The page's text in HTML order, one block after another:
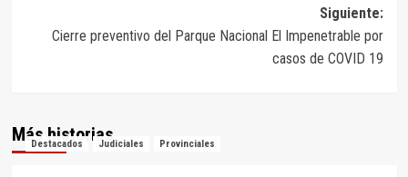
Siguiente:
Cierre preventivo del Parque Nacional El Impenetrable por
casos de COVID 19
Más historias
Destacados Judiciales Provinciales